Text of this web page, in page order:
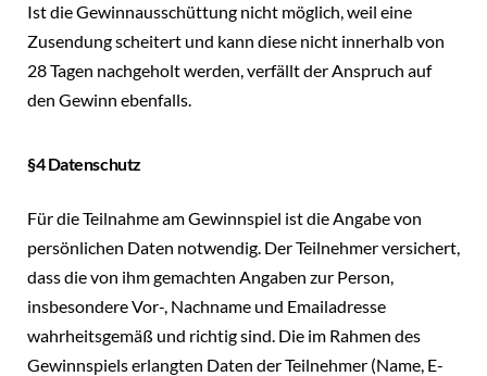
Ist die Gewinnausschüttung nicht möglich, weil eine
Zusendung scheitert und kann diese nicht innerhalb von
28 Tagen nachgeholt werden, verfällt der Anspruch auf
den Gewinn ebenfalls.
§4 Datenschutz
Für die Teilnahme am Gewinnspiel ist die Angabe von
persönlichen Daten notwendig. Der Teilnehmer versichert,
dass die von ihm gemachten Angaben zur Person,
insbesondere Vor-, Nachname und Emailadresse
wahrheitsgemäß und richtig sind. Die im Rahmen des
Gewinnspiels erlangten Daten der Teilnehmer (Name, E-